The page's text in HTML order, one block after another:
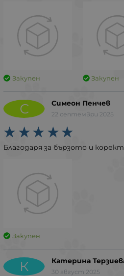
Закупен Закупен
С Симеон Пенчев
22 септември 2025
Благодаря за бързото и
Закупен
К Катерина
30 август 2025